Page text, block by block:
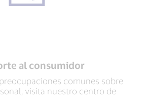
al consumidor
comunes sobre
visita nuestro centro de